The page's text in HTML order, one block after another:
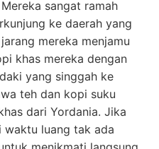
sangat ramah
ke daerah yang
mereka menjamu
khas mereka dengan
yang singgah ke
teh dan kopi suku
dari Yordania. Jika
waktu luang tak ada